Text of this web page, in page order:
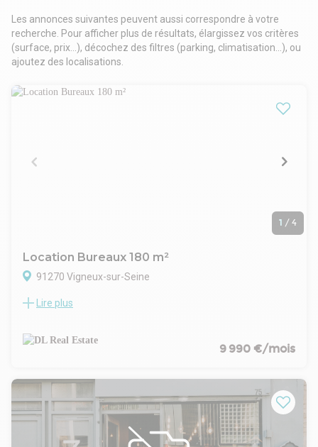
Les annonces suivantes peuvent aussi correspondre à votre
recherche. Pour afficher plus de résultats, élargissez vos critères
(surface, prix...), décochez des filtres (parking, climatisation...), ou
ajoutez des localisations.
1 / 4
Location Bureaux 180 m²
91270 Vigneux-sur-Seine
DL REAL ESTATE vous propose à la location un terrain de
bureaux.
Le terrain sera entièrement repris afin d'offrir une surface
entrées et sorties des véhicules, ainsi que d'une excellente
visibilité grâce à sa situation sur un axe très passant.
Pour toute information complémentaire ou pour organiser
une visite, n'hésitez pas à nous contacter.
Lire plus
9 990 €/mois